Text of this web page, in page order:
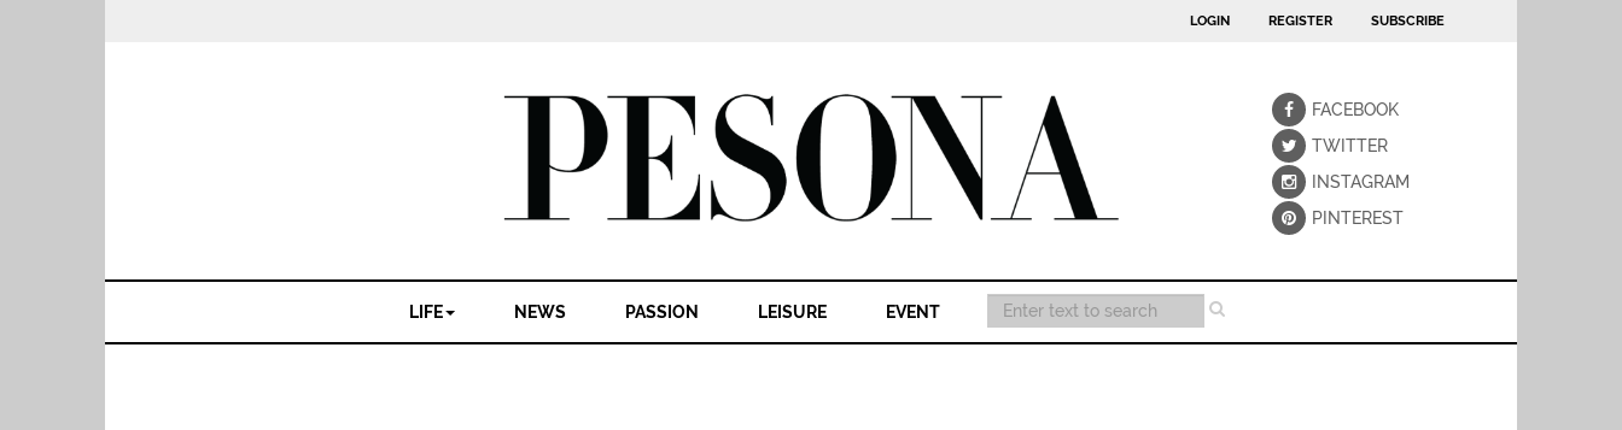
LOGIN REGISTER SUBSCRIBE
FACEBOOK
TWITTER
INSTAGRAM
PINTEREST
LIFE NEWS PASSION LEISURE EVENT